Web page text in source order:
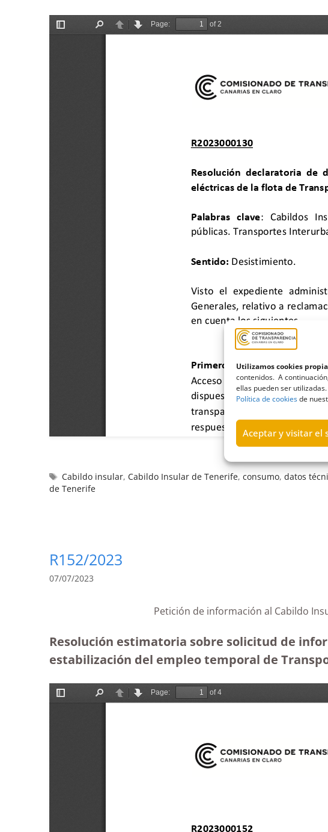
Utilizamos cookies
contenidos. A
ellas pueden ser
Política de cookiesde
Aceptar y visitar el
Cabildo insular,Cabildo Insular de Tenerife,consumo,datos
de Tenerife
R152/2023
07/07/2023
Petición de información al Cabildo
Resolución estimatoria sobre solicitud de
estabilización del empleo temporal de